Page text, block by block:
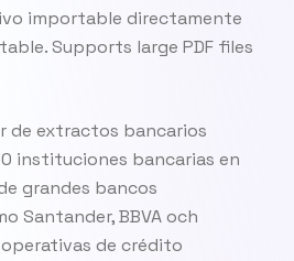
importable directamente
Supports large PDF files
de extractos bancarios
instituciones bancarias en
grandes bancos
Santander, BBVA och
de crédito